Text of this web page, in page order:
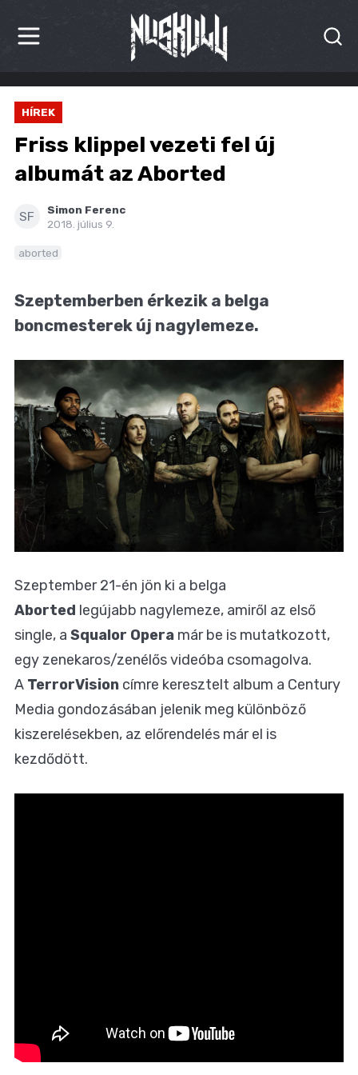
HÍREK
KRITIKÁK
BESZÁMOLÓK
MÁSVILÁG
HÍREK
Friss klippel vezeti fel új
albumát az Aborted
SF
Simon Ferenc
2018. július 9.
aborted
Szeptemberben érkezik a belga
boncmesterek új nagylemeze.
Szeptember 21-én jön ki a belga
Aborted legújabb nagylemeze, amiről az első
single, a Squalor Opera már be is mutatkozott,
egy zenekaros/zenélős videóba csomagolva.
A TerrorVision címre keresztelt album a Century
Media gondozásában jelenik meg különböző
kiszerelésekben, az előrendelés már el is
kezdődött.